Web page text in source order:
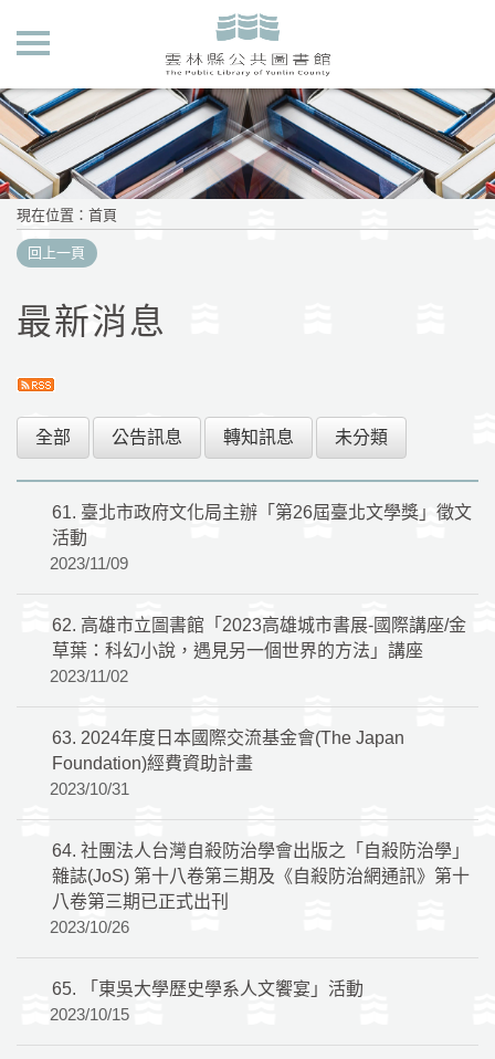
現在位置 ： 首頁
回上一頁
最新消息
全部 公告訊息 轉知訊息 未分類
61. 臺北市政府文化局主辦「第26屆臺北文學獎」徵文
活動
2023/11/09
62. 高雄市立圖書館「2023高雄城市書展-國際講座/金
草葉：科幻小說，遇見另一個世界的方法」講座
2023/11/02
63. 2024年度日本國際交流基金會(The Japan
Foundation)經費資助計畫
2023/10/31
64. 社團法人台灣自殺防治學會出版之「自殺防治學」
雜誌(JoS) 第十八卷第三期及《自殺防治網通訊》第十
八卷第三期已正式出刊
2023/10/26
65.
「東吳大學歷史學系人文饗宴」活動
2023/10/15